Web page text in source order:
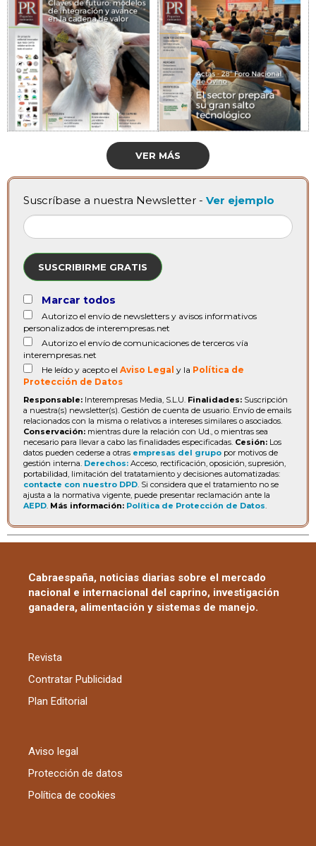
VER MÁS
Suscríbase a nuestra Newsletter - Ver ejemplo
SUSCRIBIRME GRATIS
Marcar todos
Autorizo el envío de newsletters y avisos informativos
personalizados de interempresas.net
Autorizo el envío de comunicaciones de terceros vía
interempresas.net
He leído y acepto el Aviso Legal y la Política de
Protección de Datos
Responsable: Interempresas Media, S.L.U. Finalidades: Suscripción
a nuestra(s) newsletter(s). Gestión de cuenta de usuario. Envío de emails
relacionados con la misma o relativos a intereses similares o asociados.
Conservación: mientras dure la relación con Ud., o mientras sea
necesario para llevar a cabo las finalidades especificadas. Cesión: Los
datos pueden cederse a otras empresas del grupo por motivos de
gestión interna. Derechos: Acceso, rectificación, oposición, supresión,
portabilidad, limitación del tratatamiento y decisiones automatizadas:
contacte con nuestro DPD. Si considera que el tratamiento no se
ajusta a la normativa vigente, puede presentar reclamación ante la
AEPD. Más información: Política de Protección de Datos.
Cabraespaña, noticias diarias sobre el mercado
nacional e internacional del caprino, investigación
ganadera, alimentación y sistemas de manejo.
Revista
Contratar Publicidad
Plan Editorial
Aviso legal
Protección de datos
Política de cookies